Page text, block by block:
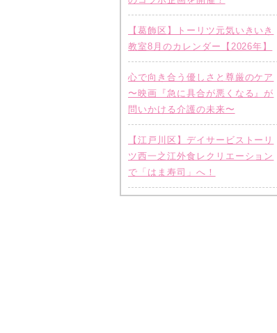
【葛飾区】トーリツ元気いきいき
教室8月のカレンダー【2026年】
心で向き合う優しさと尊厳のケア
〜映画『急に具合が悪くなる』が
問いかける介護の未来〜
【江戸川区】デイサービストーリ
ツ西一之江外食レクリエーション
で「はま寿司」へ！